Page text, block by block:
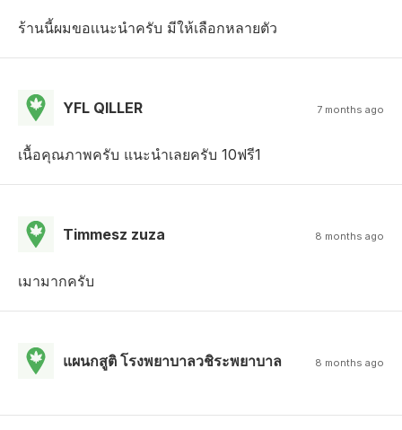
ร้านนี้ผมขอเเนะนำครับ มีให้เลือกหลายตัว
YFL QILLER 7 months ago
เนื้อคุณภาพครับ แนะนำเลยครับ 10ฟรี1
Timmesz zuza 8 months ago
เมามากครับ
แผนกสูติ โรงพยาบาลวชิระพยาบาล 8 months ago